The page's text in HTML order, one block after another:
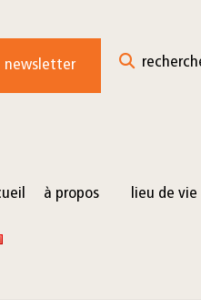
newsletter
à propos lieu de vie